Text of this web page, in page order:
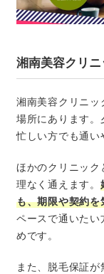
湘南美容クリ
湘南美容クリニッ
場所にあります。
忙しい方でも通い
ほかのクリニッ
理なく通えます。
も、期限や契約
ペースで通いたい
めです。
また、脱毛保証